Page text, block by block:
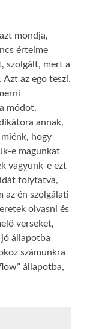
mondja,
értelme
szolgált, mert a
Azt az ego teszi.
módot,
annak,
hogy
e magunkat
vagyunk-e ezt
folytatva,
az én szolgálati
olvasni és
verseket,
állapotba
számunkra
állapotba,